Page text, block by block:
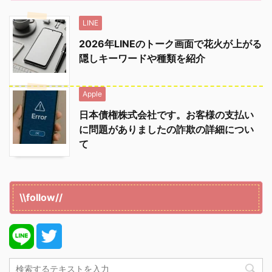
LINE
2026年LINEのトーク画面で花火が上がる
隠しキーワードや種類を紹介
Apple
日本債権株式会社です。お客様の支払い
に問題がありましたの詐欺の詳細につい
て
\\follow//